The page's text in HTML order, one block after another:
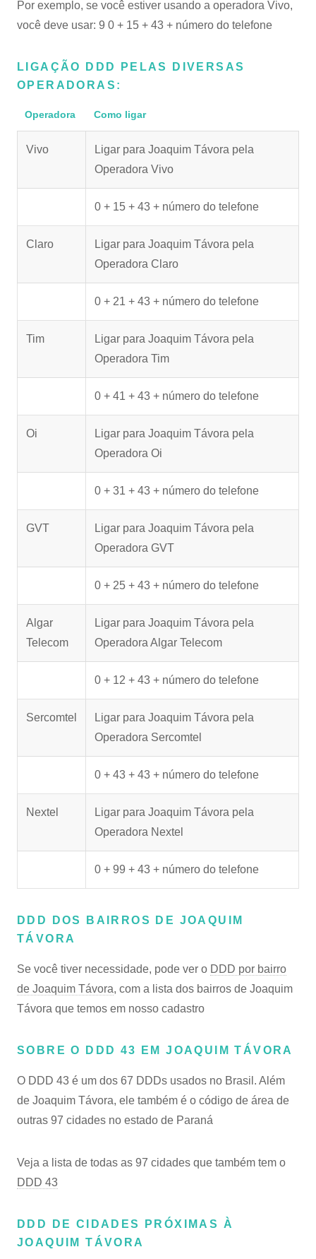
Por exemplo, se você estiver usando a operadora Vivo,
você deve usar: 9 0 + 15 + 43 + número do telefone
LIGAÇÃO DDD PELAS DIVERSAS
OPERADORAS:
Operadora Como ligar
Vivo
Ligar para Joaquim Távora pela
Operadora Vivo
0 + 15 + 43 + número do telefone
Claro
Ligar para Joaquim Távora pela
Operadora Claro
0 + 21 + 43 + número do telefone
Tim
Ligar para Joaquim Távora pela
Operadora Tim
0 + 41 + 43 + número do telefone
Oi
Ligar para Joaquim Távora pela
Operadora Oi
0 + 31 + 43 + número do telefone
GVT
Ligar para Joaquim Távora pela
Operadora GVT
0 + 25 + 43 + número do telefone
Algar
Telecom
Ligar para Joaquim Távora pela
Operadora Algar Telecom
0 + 12 + 43 + número do telefone
Sercomtel
Ligar para Joaquim Távora pela
Operadora Sercomtel
0 + 43 + 43 + número do telefone
Nextel
Ligar para Joaquim Távora pela
Operadora Nextel
0 + 99 + 43 + número do telefone
DDD DOS BAIRROS DE JOAQUIM
TÁVORA
Se você tiver necessidade, pode ver o DDD por bairro
de Joaquim Távora, com a lista dos bairros de Joaquim
Távora que temos em nosso cadastro
SOBRE O DDD 43 EM JOAQUIM TÁVORA
O DDD 43 é um dos 67 DDDs usados no Brasil. Além
de Joaquim Távora, ele também é o código de área de
outras 97 cidades no estado de Paraná
Veja a lista de todas as 97 cidades que também tem o
DDD 43
DDD DE CIDADES PRÓXIMAS À
JOAQUIM TÁVORA